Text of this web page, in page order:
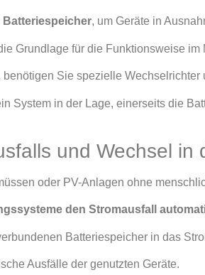
, um Geräte in
Grundlage für die Funktionsweise im
Sie spezielle Wechselrichter
System in der Lage, einerseits die
und Wechsel in
oder PV-Anlagen ohne
den Stromausfall
Batteriespeicher in das
Ausfälle der genutzten Geräte.